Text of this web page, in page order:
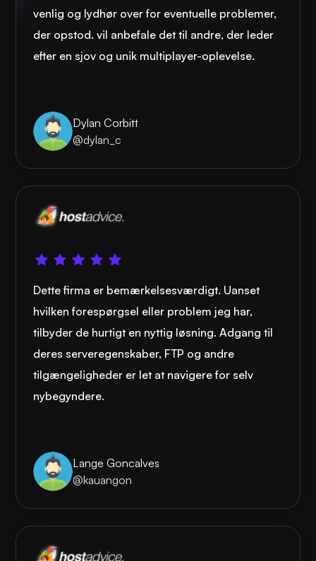
venlig og lydhør over for eventuelle problemer,
der opstod. vil anbefale det til andre, der leder
efter en sjov og unik multiplayer-oplevelse.
Dylan Corbitt
@dylan_c
Dette firma er bemærkelsesværdigt. Uanset
hvilken forespørgsel eller problem jeg har,
tilbyder de hurtigt en nyttig løsning. Adgang til
deres serveregenskaber, FTP og andre
tilgængeligheder er let at navigere for selv
nybegyndere.
Lange Goncalves
@kauangon